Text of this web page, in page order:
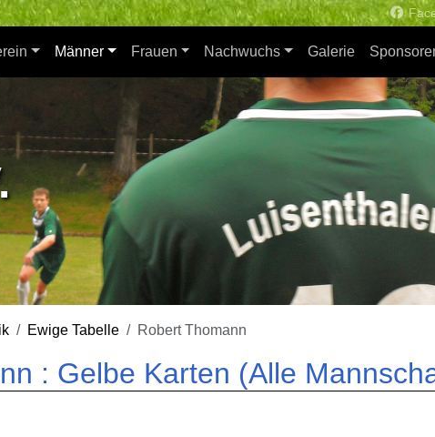
Männer Frauen Nachwuchs Galerie
Ewige Tabelle Robert Thomann
: Gelbe Karten (Alle